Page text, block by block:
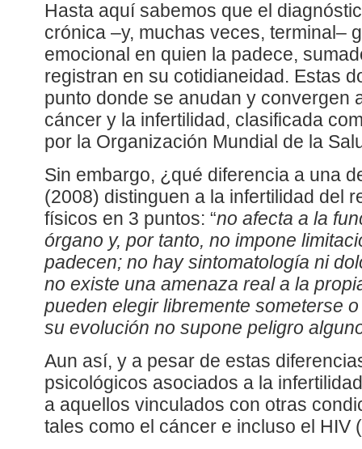
Hasta aquí sabemos que el
crónica –y, muchas veces, terminal–
emocional en quien la padece,
registran en su cotidianeidad. Estas
punto donde se anudan y convergen
cáncer y la infertilidad, clasificada
por la Organización Mundial de la
Sin embargo, ¿qué diferencia a una
(2008) distinguen a la infertilidad del
físicos en 3 puntos: “no afecta a la
órgano y, por tanto, no impone
padecen; no hay sintomatología ni
no existe una amenaza real a la
pueden elegir libremente someterse
su evolución no supone peligro
Aun así, y a pesar de estas
psicológicos asociados a la
a aquellos vinculados con otras
tales como el cáncer e incluso el HIV